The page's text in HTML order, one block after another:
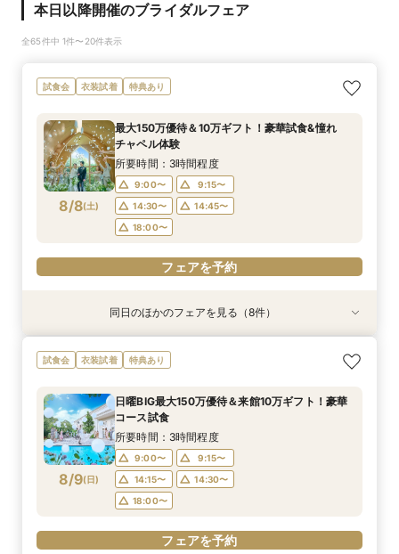
本日以降開催のブライダルフェア
全65件中 1件〜20件表示
試食会 衣装試着 特典あり
8/8(土)
最大150万優待＆10万ギフト！豪華試食&憧れ
チャペル体験
所要時間：3時間程度
9:00〜
9:15〜
14:30〜
14:45〜
18:00〜
フェアを予約
特典あり 動画あり
8/8(土)
＜初めての式場見学＞心躍る花嫁の第一歩♪ゆっ
たり相談＆見学会
9:00〜
14:30〜
14:45〜
18:00〜
フェアを予約
特典あり
8/8(土)
【特別婚】マタニティ婚＆パパママキッズ婚に◎
準備安心相談会*
9:00〜
14:30〜
14:45〜
18:00〜
フェアを予約
特典あり
8/8(土)
【料理重視の方◎】シェフ渾身コース試食＆おも
てなし料理特典
9:00〜
14:30〜
14:45〜
18:00〜
フェアを予約
8/8(土)
【60分クイックフェア】会場見学＆相談会*初見
学にも◎
9:00〜
14:30〜
14:45〜
18:00〜
フェアを予約
特典あり
8/8(土)
【全館OK】大切な”ペット”と過ごす挙式＆披露
宴フェア
9:00〜
14:30〜
14:45〜
18:00〜
フェアを予約
8/8(土)
【遠方の方◎オンライン相談会】スマホで簡単！
豪華5大特典付き
9:00〜
14:30〜
14:45〜
18:00〜
フェアを予約
特典あり
8/8(土)
【10名～会食プラン】貸切邸宅で叶える少人数ウ
エディング相談会
9:00〜
14:15〜
14:30〜
18:00〜
フェアを予約
特典あり
8/8(土)
【カメラマン指名可】テーマ設定で叶える充実の
フォト婚フェア
9:00〜
14:30〜
14:45〜
18:00〜
フェアを予約
同日のほかのフェアを見る（8件）
試食会 衣装試着 特典あり
8/9(日)
日曜BIG最大150万優待＆来館10万ギフト！豪華
コース試食
所要時間：3時間程度
9:00〜
9:15〜
14:15〜
14:30〜
18:00〜
フェアを予約